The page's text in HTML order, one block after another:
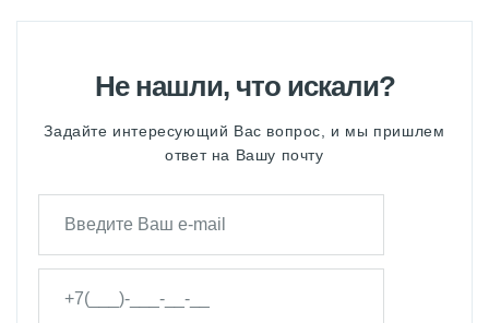
Не нашли, что искали?
Задайте интересующий Вас вопрос, и мы пришлем
ответ на Вашу почту